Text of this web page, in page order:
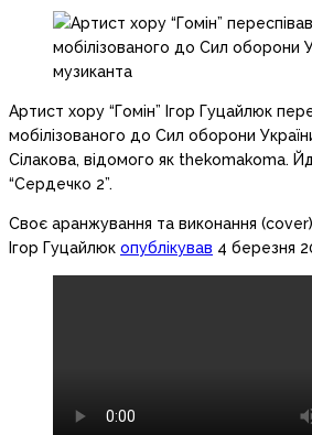
Артист хору “Гомін” Ігор Гуцайлюк
мобілізованого до Сил оборони
Сілакова, відомого як thekomakoma.
“Сердечко 2”.
Своє аранжування та виконання (cover)
Ігор Гуцайлюк опублікував 4 березня